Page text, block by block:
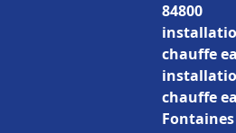
84800
chauffe
chauffe
Fontaines